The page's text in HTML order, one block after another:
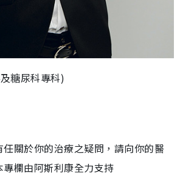
糖尿科專科)
關於你的治療之疑問，請向你的醫
欄由阿斯利康全力支持